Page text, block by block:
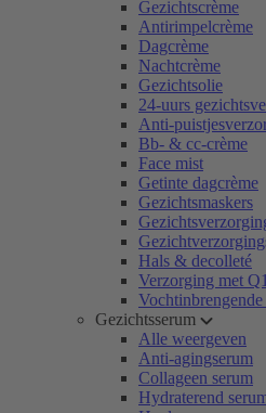
Gezichtscrème
Antirimpelcrème
Dagcrème
Nachtcrème
Gezichtsolie
24-uurs
Anti-
Bb- & cc-crème
Face mist
Getinte dagcrème
Gezichtsmaskers
Hals & decolleté
Verzorging met
Vochtinbrengende
Gezichtsserum
Alle weergeven
Anti-agingserum
Collageen serum
Hydraterend